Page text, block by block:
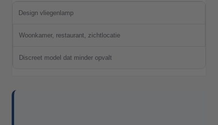
Design vliegenlamp
Woonkamer, restaurant, zichtlocatie
Discreet model dat minder opvalt